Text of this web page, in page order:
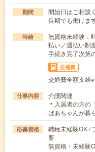
期間
開始日はご相
長期でも働けま
時給
無資格未経験
払い／週払い制
手続き完了次第
交通費
交通費全額支給
仕事内容
介護関連
＊入居者の方の
ばあちゃんが暮
応募資格
職種未経験OK /
要
無資格・未経験